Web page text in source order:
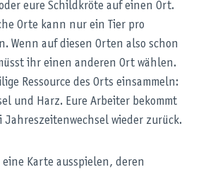
eure Schildkröte auf einen Ort.
Orte kann nur ein Tier pro
Wenn auf diesen Orten also schon
ihr einen anderen Ort wählen.
Ressource des Orts einsammeln:
und Harz. Eure Arbeiter bekommt
wieder zurück.
Karte ausspielen, deren